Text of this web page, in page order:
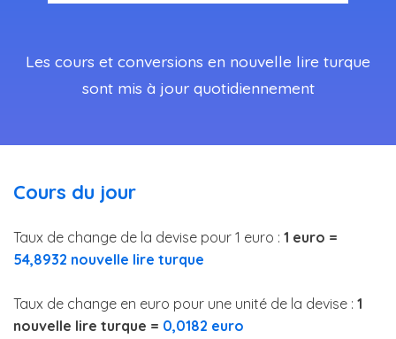
Les cours et conversions en nouvelle lire turque
sont mis à jour quotidiennement
Cours du jour
Taux de change de la devise pour 1 euro : 1 euro =
54,8932 nouvelle lire turque
Taux de change en euro pour une unité de la devise : 1
nouvelle lire turque = 0,0182 euro